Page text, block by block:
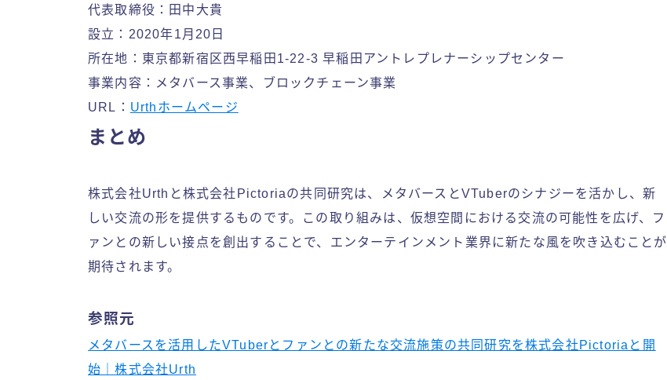
代表取締役：田中大貴
設立：2020年1月20日
所在地：東京都新宿区西早稲田1-22-3 早稲田アントレプレナーシップセンター
事業内容：メタバース事業、ブロックチェーン事業
URL： Urthホームページ
まとめ
株式会社Urthと株式会社Pictoriaの共同研究は、メタバースとVTuberのシナジーを活かし、新
しい交流の形を提供するものです。この取り組みは、仮想空間における交流の可能性を広げ、フ
ァンとの新しい接点を創出することで、エンターテインメント業界に新たな風を吹き込むことが
期待されます。
参照元
メタバースを活用したVTuberとファンとの新たな交流施策の共同研究を株式会社Pictoriaと開
始｜株式会社Urth